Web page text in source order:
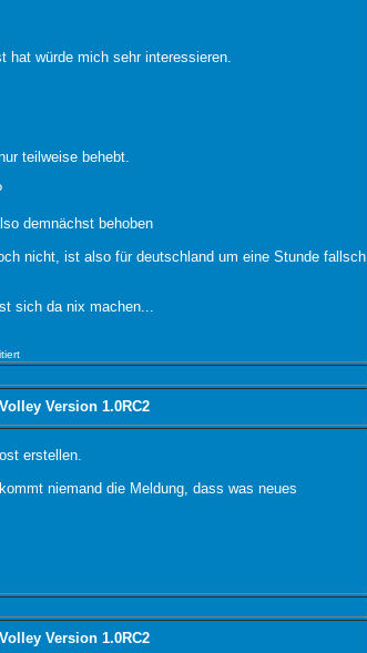
hat würde mich sehr interessieren.
teilweise behebt.
demnächst behoben
nicht, ist also für deutschland um eine Stunde fallsch
sich da nix machen...
Version 1.0RC2
erstellen.
niemand die Meldung, dass was neues
Version 1.0RC2